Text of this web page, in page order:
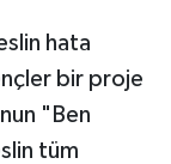
hata
bir proje
"Ben
tüm